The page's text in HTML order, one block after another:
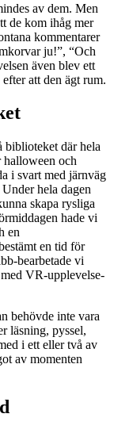
av dem. Men
de kom ihåg mer
kommentarer
ju!”, “Och
även blev ett
att den ägt rum.
biblioteket där hela
halloween och
i svart med järnväg
hela dagen
skapa rysliga
hade vi
en
en tid för
bearbetade vi
VR-upplevelse-
behövde inte vara
läsning, pyssel,
i ett eller två av
av momenten